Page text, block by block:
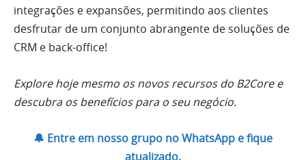
integrações e expansões, permitindo aos clientes
desfrutar de um conjunto abrangente de soluções de
CRM e back-office!
Explore hoje mesmo os novos recursos do B2Core e
descubra os benefícios para o seu negócio.
🔔 Entre em nosso grupo no WhatsApp e fique
atualizado.